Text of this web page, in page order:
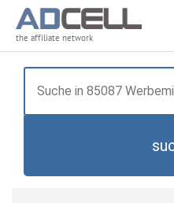
the affiliate network